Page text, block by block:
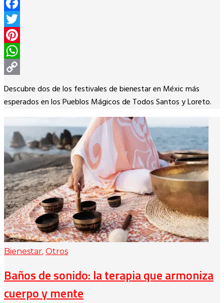
Facebook
Twitter
Pinterest
WhatsApp
Copy
Link
Descubre dos de los festivales de bienestar en Méxic más
esperados en los Pueblos Mágicos de Todos Santos y Loreto.
Bienestar, Otros
Baños de sonido: la terapia que armoniza
cuerpo y mente